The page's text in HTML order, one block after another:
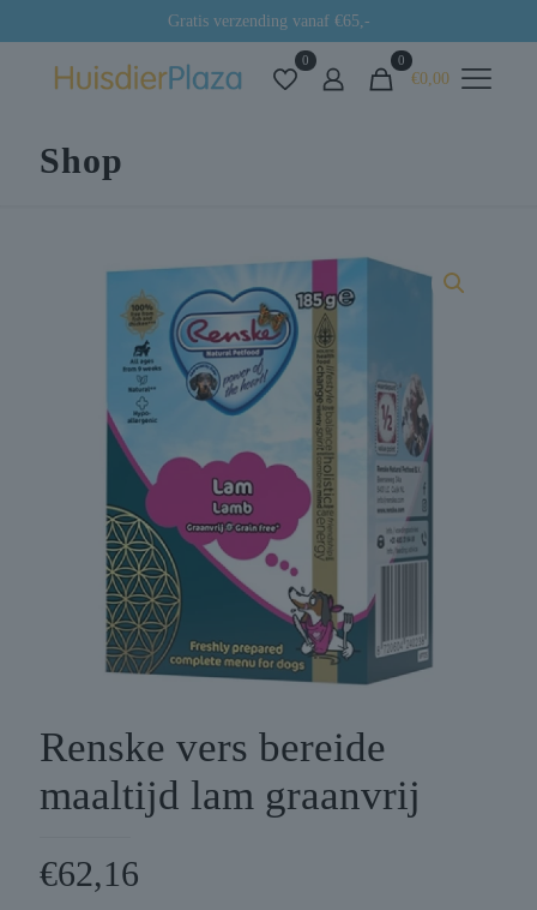
Gratis verzending vanaf €65,-
0 0
€0,00
Shop
Renske vers bereide
maaltijd lam graanvrij
€62,16